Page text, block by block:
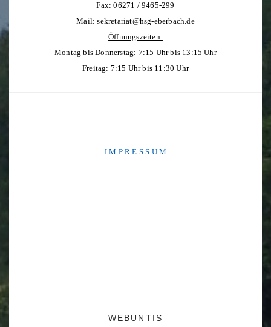
Fax: 06271 / 9465-299
Mail:sekretariat@hsg-eberbach.de
Öffnungszeiten:
Montag bis Donnerstag: 7:15 Uhr bis 13:15 Uhr
Freitag: 7:15 Uhr bis 11:30 Uhr
I M P R E S S U M
WEBUNTIS